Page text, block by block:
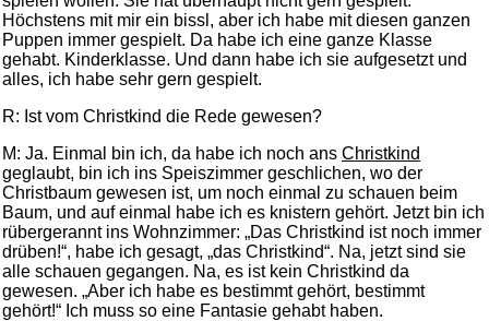
Höchstens mit mir ein bissl, aber ich habe mit diesen ganzen
Puppen immer gespielt. Da habe ich eine ganze Klasse
gehabt. Kinderklasse. Und dann habe ich sie aufgesetzt und
alles, ich habe sehr gern gespielt.
R: Ist vom Christkind die Rede gewesen?
M: Ja. Einmal bin ich, da habe ich noch ans Christkind
geglaubt, bin ich ins Speiszimmer geschlichen, wo der
Christbaum gewesen ist, um noch einmal zu schauen beim
Baum, und auf einmal habe ich es knistern gehört. Jetzt bin ich
rübergerannt ins Wohnzimmer: „Das Christkind ist noch immer
drüben!“, habe ich gesagt, „das Christkind“. Na, jetzt sind sie
alle schauen gegangen. Na, es ist kein Christkind da
gewesen. „Aber ich habe es bestimmt gehört, bestimmt
gehört!“ Ich muss so eine Fantasie gehabt haben.